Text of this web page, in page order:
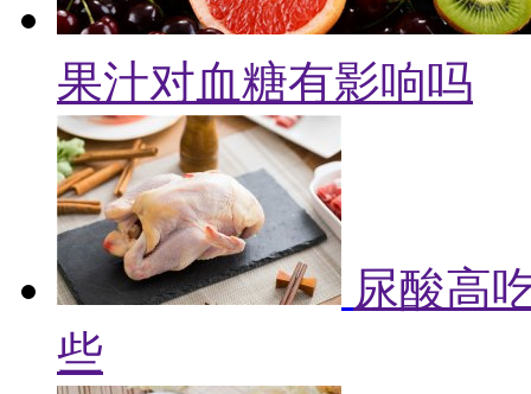
果汁对血糖有影响吗
尿酸高
些